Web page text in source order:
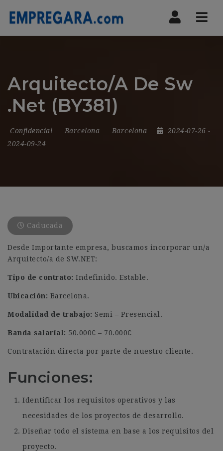
Arquitecto/A De Sw
.Net (BY381)
Confidencial Barcelona Barcelona 2024-07-26 -
2024-09-24
Caducada
Desde Importante empresa, buscamos incorporar un/a
Arquitecto/a de SW.NET:
Tipo de contrato: Indefinido. Estable.
Ubicación: Barcelona.
Modalidad de trabajo: Semi – Presencial.
Banda salarial: 50.000€ – 70.000€
Contratación directa por parte de nuestro cliente.
Funciones:
Identificar los requisitos operativos y las
necesidades de los proyectos de desarrollo.
Diseñar todo el sistema en base a los requisitos del
proyecto.